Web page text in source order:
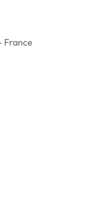
France